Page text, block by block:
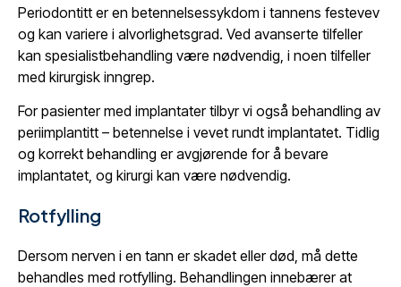
Periodontitt er en betennelsessykdom i tannens festevev
og kan variere i alvorlighetsgrad. Ved avanserte tilfeller
kan spesialistbehandling være nødvendig, i noen tilfeller
med kirurgisk inngrep.
For pasienter med implantater tilbyr vi også behandling av
periimplantitt – betennelse i vevet rundt implantatet. Tidlig
og korrekt behandling er avgjørende for å bevare
implantatet, og kirurgi kan være nødvendig.
Rotfylling
Dersom nerven i en tann er skadet eller død, må dette
behandles med rotfylling. Behandlingen innebærer at